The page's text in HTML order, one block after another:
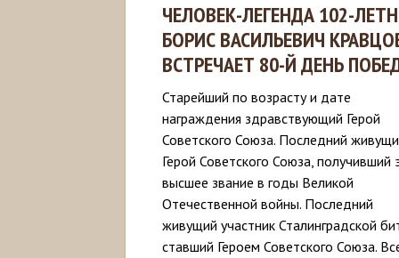
ЧЕЛОВЕК-ЛЕГЕНДА 102-
БОРИС ВАСИЛЬЕВИЧ
ВСТРЕЧАЕТ 80-Й ДЕНЬ
Старейший по возрасту и дате
награждения здравствующий Герой
Советского Союза. Последний
Герой Советского Союза, получивший
высшее звание в годы Великой
Отечественной войны. Последний
живущий участник Сталинградской
ставший Героем Советского Союза.